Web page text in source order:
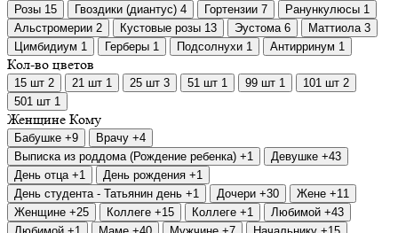
Розы 15 Гвоздики (диантус) 4 Гортензии 7 Ранункулюсы 1
Альстромерии 2 Кустовые розы 13 Эустома 6 Маттиола 3
Цимбидиум 1 Герберы 1 Подсолнухи 1 Антирринум 1
Кол-во цветов
15 шт 2 21 шт 1 25 шт 3 51 шт 1 99 шт 1 101 шт 2
501 шт 1
Женщине Кому
Бабушке +9 Врачу +4
Выписка из роддома (Рождение ребенка) +1 Девушке +43
День отца +1 День рождения +1
День студента - Татьянин день +1 Дочери +30 Жене +11
Женщине +25 Коллеге +15 Коллеге +1 Любимой +43